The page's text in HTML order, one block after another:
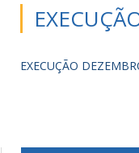
EXECUÇÃO